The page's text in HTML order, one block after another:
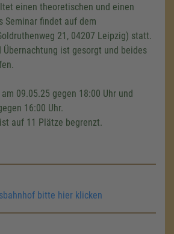
einen theoretischen und einen
Seminar findet auf dem
21, 04207 Leipzig) statt.
Übernachtung ist gesorgt und beides
09.05.25 gegen 18:00 Uhr und
16:00 Uhr.
auf 11 Plätze begrenzt.
bitte hier klicken